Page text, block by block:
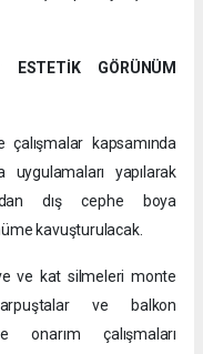
ESTETİK GÖRÜNÜM
çalışmalar kapsamında
yapılarak
dış cephe boya
kavuşturulacak.
ve kat silmeleri monte
ve balkon
onarım çalışmaları